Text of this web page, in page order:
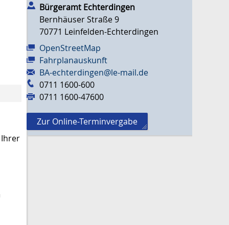
Bürgeramt Echterdingen
Bernhäuser Straße 9
70771 Leinfelden-Echterdingen
OpenStreetMap
Fahrplanauskunft
BA-echterdingen@le-mail.de
0711 1600-600
0711 1600-47600
Zur Online-Terminvergabe